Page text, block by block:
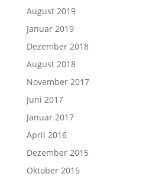
August 2019
Januar 2019
Dezember 2018
August 2018
November 2017
Juni 2017
Januar 2017
April 2016
Dezember 2015
Oktober 2015